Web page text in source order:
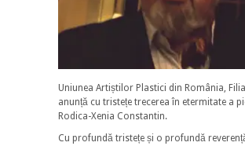
Uniunea Artiștilor Plastici din România,
anunță cu tristețe trecerea în etermitate a
Rodica-Xenia Constantin.
Cu profundă tristețe și o profundă